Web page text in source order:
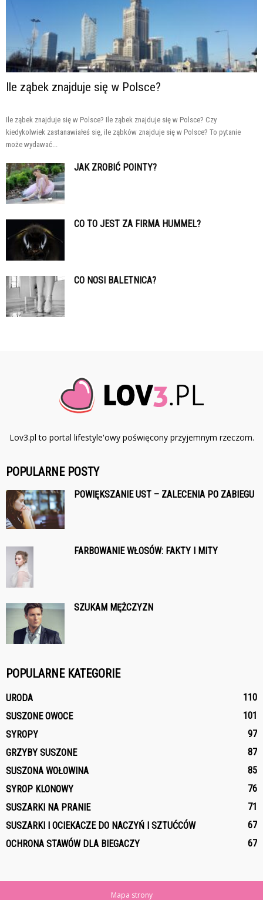
Ile ząbek znajduje się w Polsce?
Ile ząbek znajduje się w Polsce? Ile ząbek znajduje się w Polsce? Czy
kiedykolwiek zastanawiałeś się, ile ząbków znajduje się w Polsce? To pytanie
może wydawać...
JAK ZROBIĆ POINTY?
CO TO JEST ZA FIRMA HUMMEL?
CO NOSI BALETNICA?
Lov3.pl to portal lifestyle'owy poświęcony przyjemnym rzeczom.
POPULARNE POSTY
POWIĘKSZANIE UST – ZALECENIA PO ZABIEGU
FARBOWANIE WŁOSÓW: FAKTY I MITY
SZUKAM MĘŻCZYZN
POPULARNE KATEGORIE
URODA
110
SUSZONE OWOCE
101
SYROPY
97
GRZYBY SUSZONE
87
SUSZONA WOŁOWINA
85
SYROP KLONOWY
76
SUSZARKI NA PRANIE
71
SUSZARKI I OCIEKACZE DO NACZYŃ I SZTUĆCÓW
67
OCHRONA STAWÓW DLA BIEGACZY
67
Mapa strony